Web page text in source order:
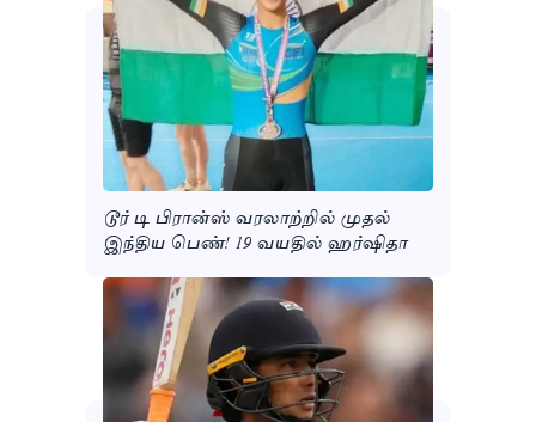
டூர் டி பிரான்ஸ் வரலாற்றில் முதல்
இந்திய பெண்! 19 வயதில் ஹர்ஷிதா